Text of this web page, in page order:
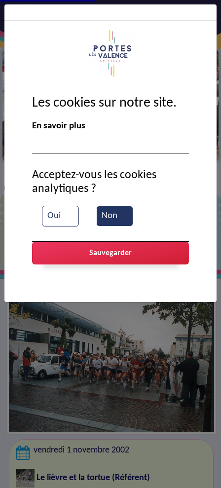
> VIE MUNICIPALE > Ressources documentaires
Départ du challenge Alain Hartz
vendredi 1 novembre 2002
Le lièvre et la tortue (Référent)
Les cookies sur notre site.
En savoir plus
Oui Non
Acceptez-vous les cookies
analytiques ?
Sauvegarder